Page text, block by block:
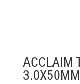
ACCLAIM
3.0X50MM